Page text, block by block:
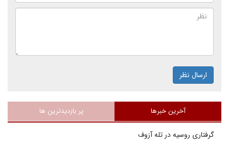
ارسال نظر
آخرین خبرها پر بازدیدترین ها
گرفتاری روسیه در تله آزوف